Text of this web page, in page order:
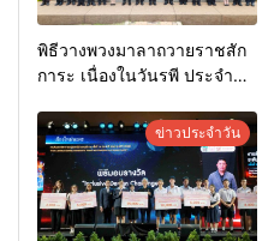
พิธีวางพวงมาลาถวายราชสัก
การะ เนื่องในวันรพี ประจำปี
วันรพี เพื่อเชื่อมความสัมพันธ์
อันดีของหน่วยงานใน
กระบวนการยุติธรรม
ข่าวประจำวัน